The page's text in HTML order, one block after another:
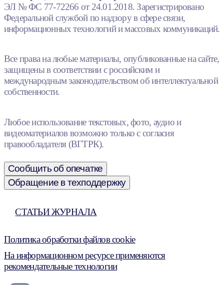
ЭЛ № ФС 77-72266 от 24.01.2018. Зарегистрировано
Федеральной службой по надзору в сфере связи,
информационных технологий и массовых коммуникаций.
Все права на любые материалы, опубликованные на сайте,
защищены в соответствии с российским и
международным законодательством об интеллектуальной
собственности.
Любое использование текстовых, фото, аудио и
видеоматериалов возможно только с согласия
правообладателя (ВГТРК).
Сообщить об опечатке
Обращение в техподдержку
СТАТЬИ ЖУРНАЛА
Политика обработки файлов cookie
На информационном ресурсе применяются
рекомендательные технологии